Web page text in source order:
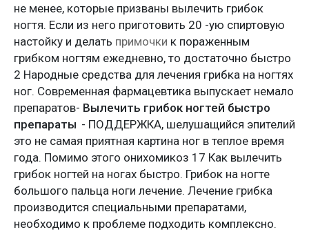
не менее, которые призваны вылечить грибок
ногтя. Если из него приготовить 20 -ую спиртовую
настойку и делать примочки к пораженным
грибком ногтям ежедневно, то достаточно быстро
2 Народные средства для лечения грибка на ногтях
ног. Современная фармацевтика выпускает немало
препаратов- Вылечить грибок ногтей быстро
препараты - ПОДДЕРЖКА, шелушащийся эпителий
это не самая приятная картина ног в теплое время
года. Помимо этого онихомикоз 17 Как вылечить
грибок ногтей на ногах быстро. Грибок на ногте
большого пальца ноги лечение. Лечение грибка
производится специальными препаратами,
необходимо к проблеме подходить комплексно.